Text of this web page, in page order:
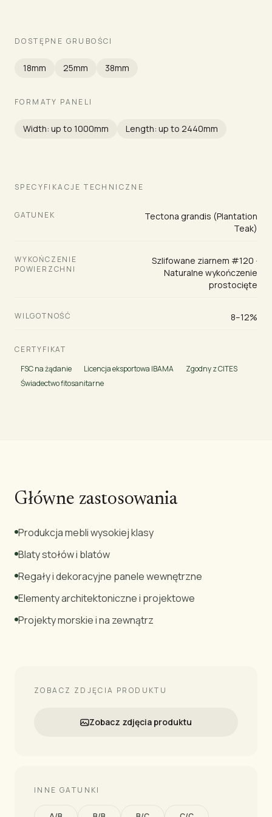
DOSTĘPNE GRUBOŚCI
18mm 25mm 38mm
FORMATY PANELI
Width: up to 1000mm Length: up to 2440mm
SPECYFIKACJE TECHNICZNE
GATUNEK
Tectona grandis (Plantation
Teak)
WYKOŃCZENIE
POWIERZCHNI
Szlifowane ziarnem #120 ·
Naturalne wykończenie
prostocięte
WILGOTNOŚĆ 8–12%
CERTYFIKAT
FSC na żądanie
Licencja eksportowa IBAMA
Zgodny z CITES
Świadectwo fitosanitarne
Główne zastosowania
Produkcja mebli wysokiej klasy
Blaty stołów i blatów
Regały i dekoracyjne panele wewnętrzne
Elementy architektoniczne i projektowe
Projekty morskie i na zewnątrz
ZOBACZ ZDJĘCIA PRODUKTU
Zobacz zdjęcia produktu
INNE GATUNKI